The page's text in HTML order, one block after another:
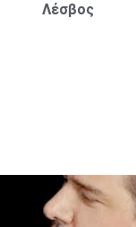
Λέσβος